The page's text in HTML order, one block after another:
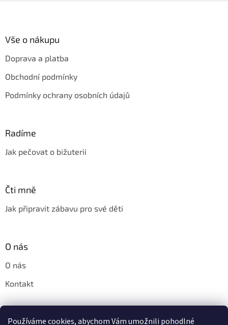
Používáme cookies, abychom Vám umožnili pohodlné
Vše o nákupu
Doprava a platba
Obchodní podmínky
Podmínky ochrany osobních údajů
Radíme
Jak pečovat o bižuterii
Čti mně
Jak připravit zábavu pro své děti
O nás
O nás
Kontakt
Pinny.cz - značkové parfémy do praní Horolux a Horomia